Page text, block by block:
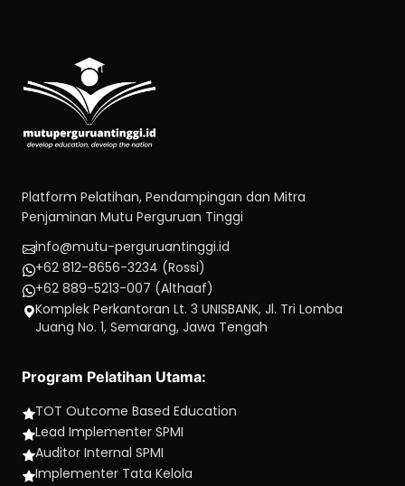
Platform Pelatihan, Pendampingan dan Mitra
Penjaminan Mutu Perguruan Tinggi
info@mutu-perguruantinggi.id
+62 812-8656-3234 (Rossi)
+62 889-5213-007 (Althaaf)
Komplek Perkantoran Lt. 3 UNISBANK, Jl. Tri Lomba
Juang No. 1, Semarang, Jawa Tengah
Program Pelatihan Utama:
TOT Outcome Based Education
Lead Implementer SPMI
Auditor Internal SPMI
Implementer Tata Kelola